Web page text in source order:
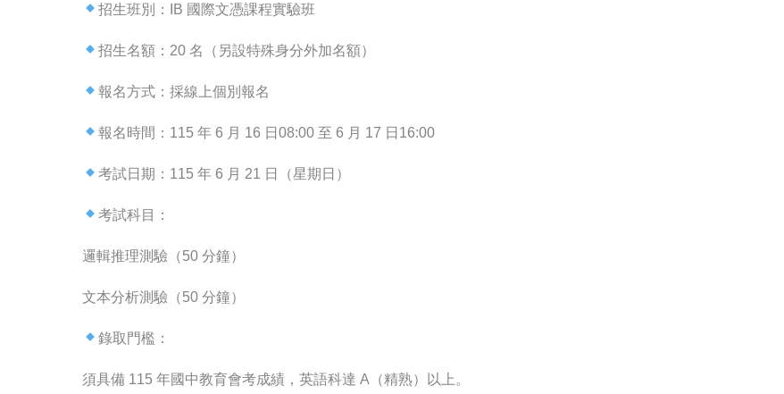
招生班別：IB 國際文憑課程實驗班
招生名額：20 名（另設特殊身分外加名額）
報名方式：採線上個別報名
報名時間：115 年 6 月 16 日08:00 至 6 月 17 日16:00
考試日期：115 年 6 月 21 日（星期日）
考試科目：
邏輯推理測驗（50 分鐘）
文本分析測驗（50 分鐘）
錄取門檻：
須具備 115 年國中教育會考成績，英語科達 A（精熟）以上。